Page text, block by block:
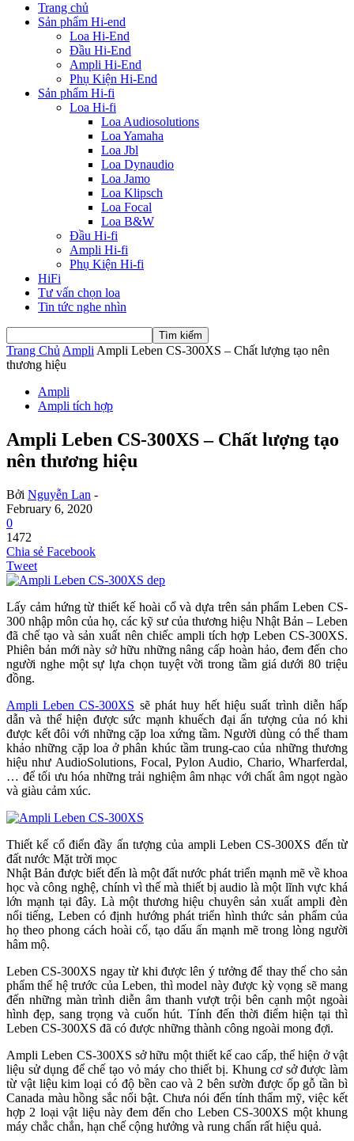
Trang chủ
Sản phẩm Hi-end
Loa Hi-End
Đầu Hi-End
Ampli Hi-End
Phụ Kiện Hi-End
Sản phẩm Hi-fi
Loa Hi-fi
Loa Audiosolutions
Loa Yamaha
Loa Jbl
Loa Dynaudio
Loa Jamo
Loa Klipsch
Loa Focal
Loa B&W
Đầu Hi-fi
Ampli Hi-fi
Phụ Kiện Hi-fi
HiFi
Tư vấn chọn loa
Tin tức nghe nhìn
Trang Chủ Ampli Ampli Leben CS-300XS – Chất lượng tạo nên
thương hiệu
Ampli
Ampli tích hợp
Ampli Leben CS-300XS – Chất lượng tạo
nên thương hiệu
Bởi Nguyễn Lan -
February 6, 2020
0
1472
Chia sẻ Facebook
Tweet
Lấy cảm hứng từ thiết kế hoài cổ và dựa trên sản phẩm Leben CS-
300 nhập môn của họ, các kỹ sư của thương hiệu Nhật Bản – Leben
đã chế tạo và sản xuất nên chiếc ampli tích hợp Leben CS-300XS.
Phiên bản mới này sở hữu những nâng cấp hoàn hảo, đem đến cho
người nghe một sự lựa chọn tuyệt vời trong tầm giá dưới 80 triệu
đồng.
Ampli Leben CS-300XS sẽ phát huy hết hiệu suất trình diễn hấp
dẫn và thể hiện được sức mạnh khuếch đại ấn tượng của nó khi
được kết đôi với những cặp loa xứng tầm. Người dùng có thể tham
khảo những cặp loa ở phân khúc tầm trung-cao của những thương
hiệu như AudioSolutions, Focal, Pylon Audio, Chario, Wharferdal,
… để tối ưu hóa những trải nghiệm âm nhạc với chất âm ngọt ngào
và giàu cảm xúc.
Thiết kế cổ điển đầy ấn tượng của ampli Leben CS-300XS đến từ
đất nước Mặt trời mọc
Nhật Bản được biết đến là một đất nước phát triển mạnh mẽ về khoa
học và công nghệ, chính vì thế mà thiết bị audio là một lĩnh vực khá
lớn mạnh tại đây. Là một thương hiệu chuyên sản xuất ampli đèn
nổi tiếng, Leben có định hướng phát triển hình thức sản phẩm của
họ theo phong cách hoài cổ, tạo dấu ấn mạnh mẽ trong lòng người
hâm mộ.
Leben CS-300XS ngay từ khi được lên ý tưởng để thay thế cho sản
phẩm thế hệ trước của Leben, thì model này được kỳ vọng sẽ mang
đến những màn trình diễn âm thanh vượt trội bên cạnh một ngoài
hình đẹp, sang trọng và cuốn hút. Tính đến thời điểm hiện tại thì
Leben CS-300XS đã có được những thành công ngoài mong đợi.
Ampli Leben CS-300XS sở hữu một thiết kế cao cấp, thể hiện ở vật
liệu sử dụng để chế tạo vỏ máy cho thiết bị. Khung cơ sở được làm
từ vật liệu kim loại có độ bền cao và 2 bên sườn được ốp gỗ tần bì
Canada màu hồng sắc nổi bật. Chưa nói đến tính thẩm mỹ, việc kết
hợp 2 loại vật liệu này đem đến cho Leben CS-300XS một khung
máy chắc chắn, hạn chế cộng hưởng và rung chấn rất hiệu quả.